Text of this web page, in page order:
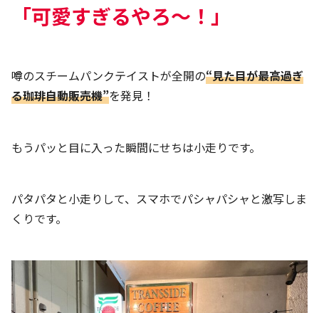
「可愛すぎるやろ～！」
噂のスチームパンクテイストが全開の“見た目が最高過ぎ
る珈琲自動販売機”を発見！
もうパッと目に入った瞬間にせちは小走りです。
パタパタと小走りして、スマホでパシャパシャと激写しま
くりです。